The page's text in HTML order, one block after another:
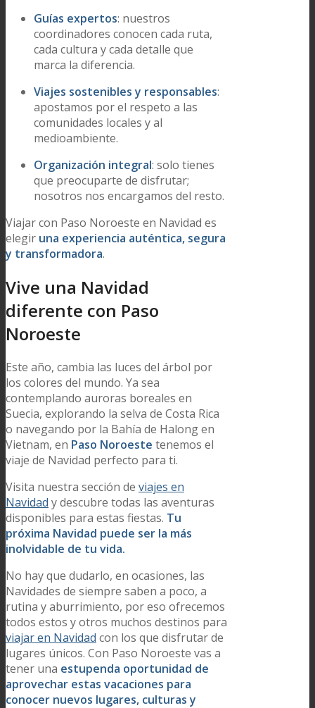
Guías expertos: nuestros
coordinadores conocen cada ruta,
cada cultura y cada detalle que
marca la diferencia.
Viajes sostenibles y responsables:
apostamos por el respeto a las
comunidades locales y al
medioambiente.
Organización integral: solo tienes
que preocuparte de disfrutar;
nosotros nos encargamos del resto.
Viajar con Paso Noroeste en Navidad es
elegir una experiencia auténtica, segura
y transformadora.
Vive una Navidad
diferente con Paso
Noroeste
Este año, cambia las luces del árbol por
los colores del mundo. Ya sea
contemplando auroras boreales en
Suecia, explorando la selva de Costa Rica
o navegando por la Bahía de Halong en
Vietnam, en Paso Noroeste tenemos el
viaje de Navidad perfecto para ti.
Visita nuestra sección de viajes en
Navidad y descubre todas las aventuras
disponibles para estas fiestas. Tu
próxima Navidad puede ser la más
inolvidable de tu vida.
No hay que dudarlo, en ocasiones, las
Navidades de siempre saben a poco, a
rutina y aburrimiento, por eso ofrecemos
todos estos y otros muchos destinos para
viajar en Navidad con los que disfrutar de
lugares únicos. Con Paso Noroeste vas a
tener una estupenda oportunidad de
aprovechar estas vacaciones para
conocer nuevos lugares, culturas y